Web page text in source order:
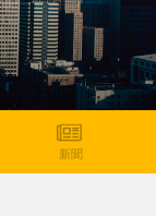
新聞